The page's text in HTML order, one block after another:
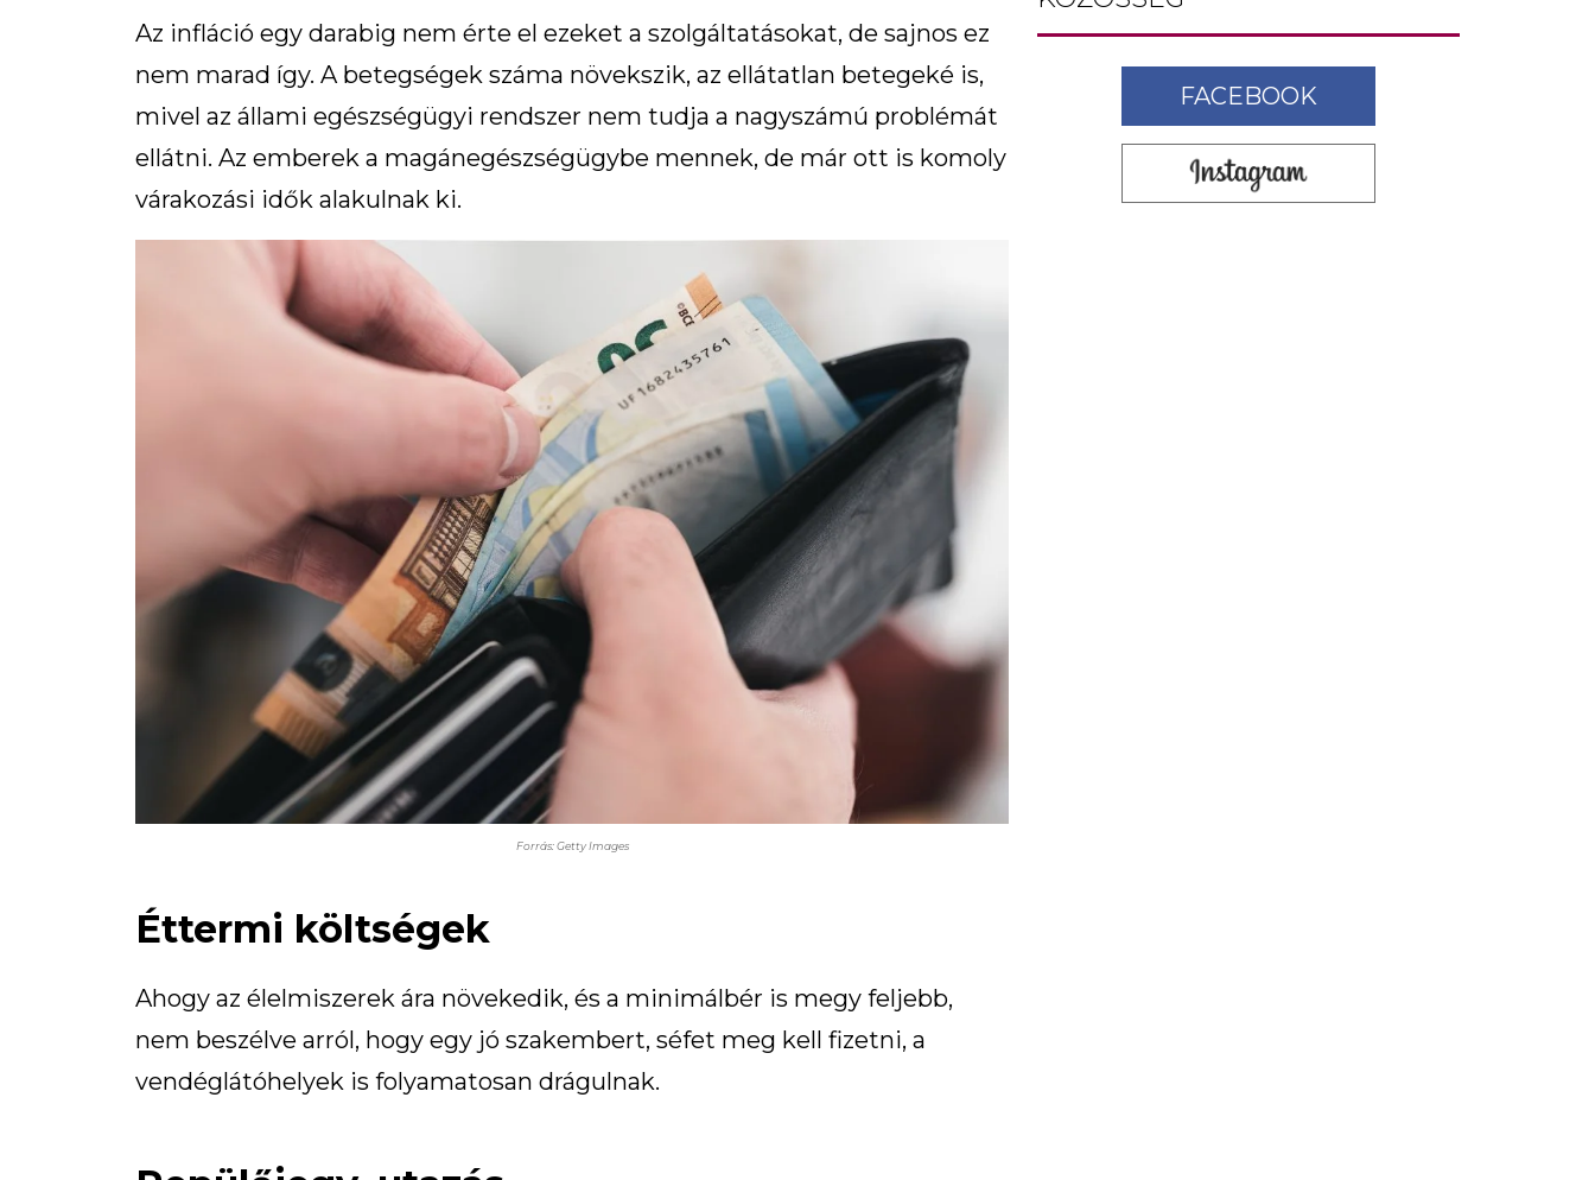
Az infláció egy darabig nem érte el ezeket a szolgáltatásokat, de sajnos ez
nem marad így. A betegségek száma növekszik, az ellátatlan betegeké is,
mivel az állami egészségügyi rendszer nem tudja a nagyszámú problémát
ellátni. Az emberek a magánegészségügybe mennek, de már ott is komoly
várakozási idők alakulnak ki.
Forrás: Getty Images
Éttermi költségek
Ahogy az élelmiszerek ára növekedik, és a minimálbér is megy feljebb,
nem beszélve arról, hogy egy jó szakembert, séfet meg kell fizetni, a
vendéglátóhelyek is folyamatosan drágulnak.
FACEBOOK